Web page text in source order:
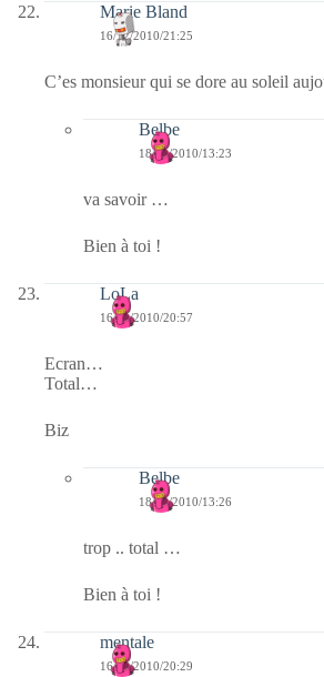
Marie Bland
16/12/2010/21:25
C’es monsieur qui se dore au soleil
Belbe
18/12/2010/13:23
va savoir …
Bien à toi !
LoLa
16/12/2010/20:57
Ecran…
Total…
Biz
Belbe
18/12/2010/13:26
trop .. total …
Bien à toi !
mentale
16/12/2010/20:29